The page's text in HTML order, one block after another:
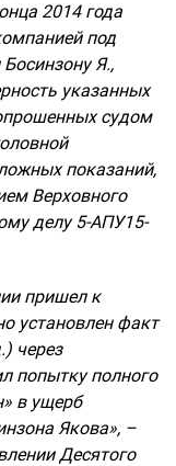
2014 года
под
Я.,
указанных
судом
показаний,
Верховного
делу 5-АПУ15-
пришел к
установлен факт
через
попытку полного
в ущерб
Якова», –
Десятого